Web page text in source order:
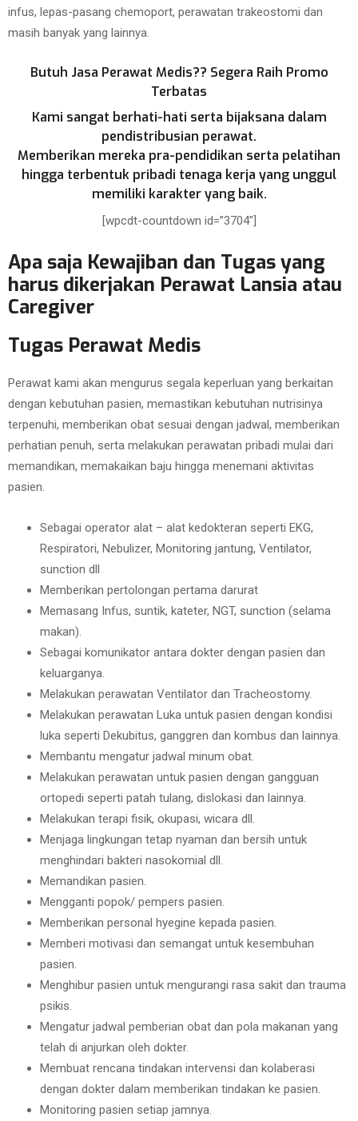
infus, lepas-pasang chemoport, perawatan trakeostomi dan
masih banyak yang lainnya.
Butuh Jasa Perawat Medis?? Segera Raih Promo
Terbatas
Kami sangat berhati-hati serta bijaksana dalam
pendistribusian perawat.
Memberikan mereka pra-pendidikan serta pelatihan
hingga terbentuk pribadi tenaga kerja yang unggul
memiliki karakter yang baik.
[wpcdt-countdown id=”3704″]
Apa saja Kewajiban dan Tugas yang
harus dikerjakan Perawat Lansia atau
Caregiver
Tugas Perawat Medis
Perawat kami akan mengurus segala keperluan yang berkaitan
dengan kebutuhan pasien, memastikan kebutuhan nutrisinya
terpenuhi, memberikan obat sesuai dengan jadwal, memberikan
perhatian penuh, serta melakukan perawatan pribadi mulai dari
memandikan, memakaikan baju hingga menemani aktivitas
pasien.
Sebagai operator alat – alat kedokteran seperti EKG,
Respiratori, Nebulizer, Monitoring jantung, Ventilator,
sunction dll
Memberikan pertolongan pertama darurat
Memasang Infus, suntik, kateter, NGT, sunction (selama
makan).
Sebagai komunikator antara dokter dengan pasien dan
keluarganya.
Melakukan perawatan Ventilator dan Tracheostomy.
Melakukan perawatan Luka untuk pasien dengan kondisi
luka seperti Dekubitus, ganggren dan kombus dan lainnya.
Membantu mengatur jadwal minum obat.
Melakukan perawatan untuk pasien dengan gangguan
ortopedi seperti patah tulang, dislokasi dan lainnya.
Melakukan terapi fisik, okupasi, wicara dll.
Menjaga lingkungan tetap nyaman dan bersih untuk
menghindari bakteri nasokomial dll.
Memandikan pasien.
Mengganti popok/ pempers pasien.
Memberikan personal hyegine kepada pasien.
Memberi motivasi dan semangat untuk kesembuhan
pasien.
Menghibur pasien untuk mengurangi rasa sakit dan trauma
psikis.
Mengatur jadwal pemberian obat dan pola makanan yang
telah di anjurkan oleh dokter.
Membuat rencana tindakan intervensi dan kolaberasi
dengan dokter dalam memberikan tindakan ke pasien.
Monitoring pasien setiap jamnya.